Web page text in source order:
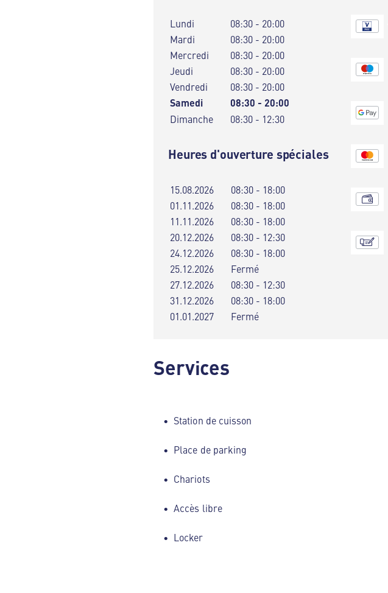
Lundi
08:30 - 20:00
Mardi
08:30 - 20:00
Mercredi
08:30 - 20:00
Jeudi
08:30 - 20:00
Vendredi
08:30 - 20:00
Samedi 08:30 - 20:00
Dimanche 08:30 - 12:30
Heures d'ouverture spéciales
15.08.2026
08:30 - 18:00
01.11.2026
08:30 - 18:00
11.11.2026
08:30 - 18:00
20.12.2026
08:30 - 12:30
24.12.2026
08:30 - 18:00
25.12.2026
Fermé
27.12.2026
08:30 - 12:30
31.12.2026
08:30 - 18:00
01.01.2027
Fermé
Services
Station de cuisson
Place de parking
Chariots
Accès libre
Locker